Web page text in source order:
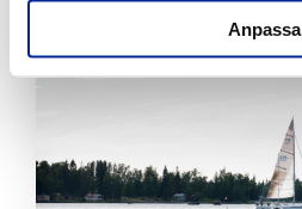
Anpassa
läsa
artikeln